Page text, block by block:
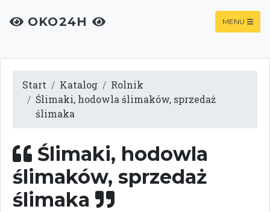
OKO24H MENU
Start Katalog
Rolnik
Ślimaki, hodowla ślimaków, sprzedaż
ślimaka
Ślimaki, hodowla
ślimaków, sprzedaż
ślimaka